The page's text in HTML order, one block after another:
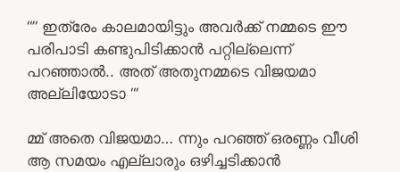
“” ഇത്രേം കാലമായിട്ടും അവർക്ക് നമ്മടെ ഈ
പരിപാടി കണ്ടുപിടിക്കാൻ പറ്റില്ലെന്ന്
പറഞ്ഞാൽ.. അത് അതുനമ്മടെ വിജയമാ
അല്ലിയോടാ “‘
മ്മ് അതെ വിജയമാ… ന്നും പറഞ്ഞ് ഒരണ്ണം വീശി
ആ സമയം എല്ലാരും ഒഴിച്ചടിക്കാൻ